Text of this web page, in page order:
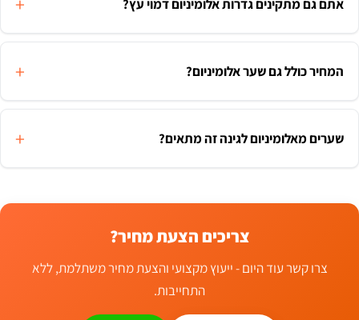
אתם גם מתקינים גדרות אלומיניום דמוי עץ?
המחיר כולל גם שער אלומיניום?
שערים מאלומיניום לגינה זה מתאים?
צריכים הצעת מחיר?
צרו קשר עוד היום - ייעוץ מקצועי והצעת מחיר משתלמת, ללא
התחייבות.